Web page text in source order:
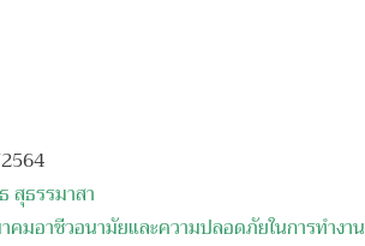
สุธรรมาสา
วอนามัยและความปลอดภัยในการทำงาน